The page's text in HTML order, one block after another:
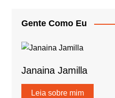
Gente Como Eu
Janaina Jamilla
Leia sobre mim